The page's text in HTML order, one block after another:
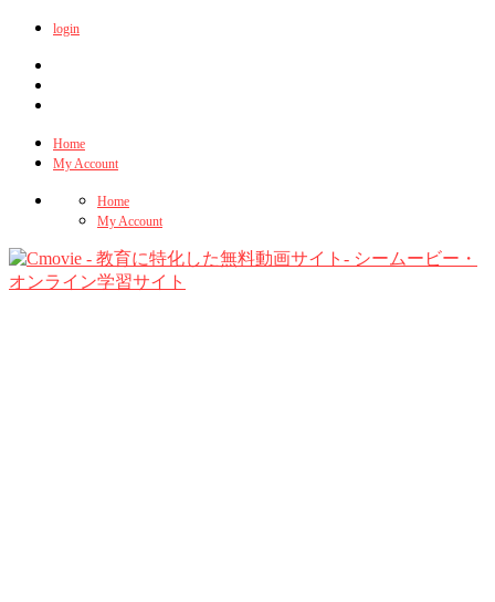
login
Home
My Account
Home
My Account